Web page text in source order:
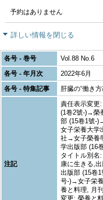
予約はありません
詳しい情報を閉じる
各号 - 巻号
Vol.88 No.6
各号 - 年月次
2022年6月
各号 - 特集記事
肝臓の“働き方
注記
責任表示変更
(1卷2號-)→榮
部 (15卷1號-
女子栄養大学
社→女子榮養
学出版部 (16
タイトル別名
康に生きる,
出版部 (15卷
号-)→女子栄
養と料理, 月
変更: 榮養と